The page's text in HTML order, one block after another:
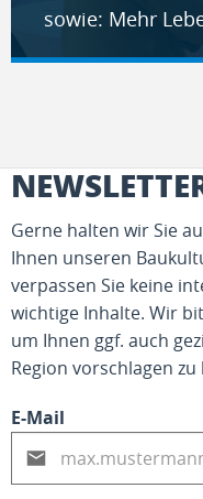
sowie: Mehr
Gerne halten wir Sie
Ihnen unseren
verpassen Sie keine
wichtige Inhalte. Wir
um Ihnen ggf. auch
Region vorschlagen zu
E-Mail